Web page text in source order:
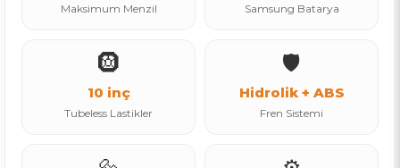
Maksimum Menzil Samsung Batarya
🛞
10 inç
Tubeless Lastikler
🛡️
Hidrolik + ABS
Fren Sistemi